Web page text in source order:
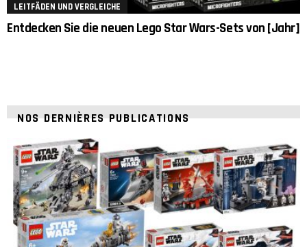
LEITFÄDEN UND VERGLEICHE
Entdecken Sie die neuen Lego Star Wars-Sets von [Jahr]
NOS DERNIÈRES PUBLICATIONS